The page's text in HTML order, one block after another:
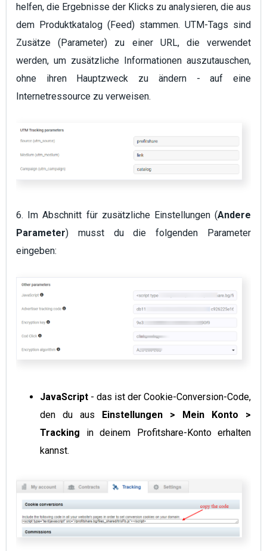
helfen, die Ergebnisse der Klicks zu analysieren, die aus
dem Produktkatalog (Feed) stammen. UTM-Tags sind
Zusätze (Parameter) zu einer URL, die verwendet
werden, um zusätzliche Informationen auszutauschen,
ohne ihren Hauptzweck zu ändern - auf eine
Internetressource zu verweisen.
6. Im Abschnitt für zusätzliche Einstellungen (Andere
Parameter) musst du die folgenden Parameter
eingeben:
JavaScript - das ist der Cookie-Conversion-Code,
den du aus
Einstellungen > Mein Konto >
Tracking in deinem Profitshare-Konto erhalten
kannst.